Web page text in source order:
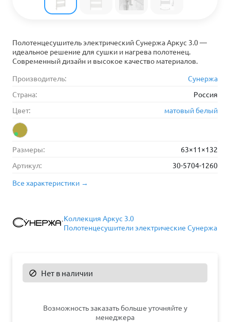
Полотенцесушитель электрический Сунержа Аркус 3.0 —
идеальное решение для сушки и нагрева полотенец.
Современный дизайн и высокое качество материалов.
Производитель:
Сунержа
Страна:
Россия
Цвет:
матовый белый
Размеры:
63×11×132
Артикул:
30-5704-1260
Все характеристики →
Коллекция Аркус 3.0
Полотенцесушители электрические Сунержа
 Нет в наличии
Возможность заказать больше уточняйте у
менеджера